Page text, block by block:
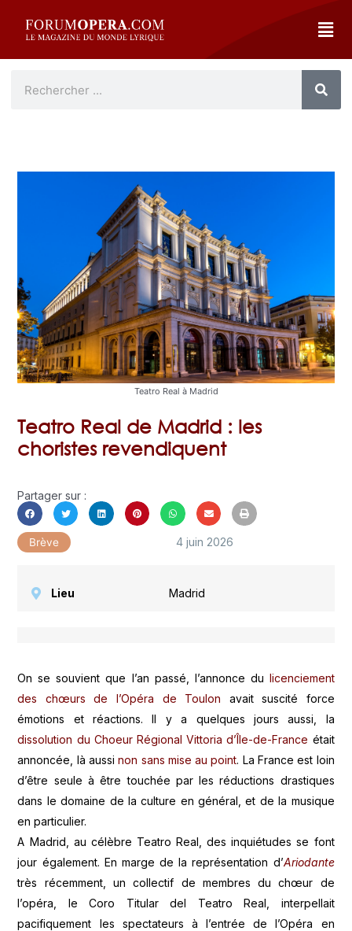
Teatro Real à Madrid
Teatro Real de Madrid : les
choristes revendiquent
Partager sur :
Brève 4 juin 2026
Lieu Madrid
On se souvient que l’an passé, l’annonce du licenciement
des chœurs de l’Opéra de Toulon avait suscité force
émotions et réactions. Il y a quelques jours aussi, la
dissolution du Choeur Régional Vittoria d’Île-de-France était
annoncée, là aussinon sans mise au point. La France est loin
d’être seule à être touchée par les réductions drastiques
dans le domaine de la culture en général, et de la musique
en particulier.
A Madrid, au célèbre Teatro Real, des inquiétudes se font
jour également. En marge de la représentation d’Ariodante
très récemment, un collectif de membres du chœur de
l’opéra, le Coro Titular del Teatro Real, interpellait
pacifiquement les spectateurs à l’entrée de l’Opéra en